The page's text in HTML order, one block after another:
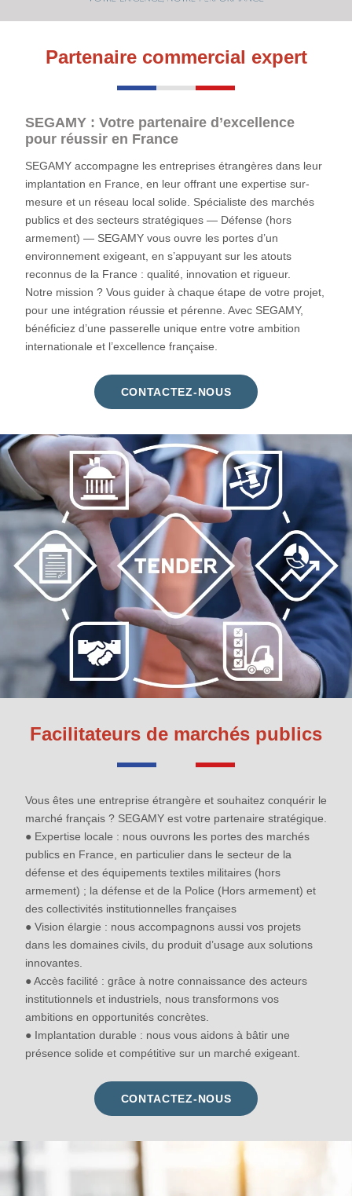
Partenaire commercial expert
SEGAMY : Votre partenaire d’excellence
pour réussir en France
SEGAMY accompagne les entreprises étrangères dans leur
implantation en France, en leur offrant une expertise sur-
mesure et un réseau local solide. Spécialiste des marchés
publics et des secteurs stratégiques — Défense (hors
armement) — SEGAMY vous ouvre les portes d’un
environnement exigeant, en s’appuyant sur les atouts
reconnus de la France : qualité, innovation et rigueur.
Notre mission ? Vous guider à chaque étape de votre projet,
pour une intégration réussie et pérenne. Avec SEGAMY,
bénéficiez d’une passerelle unique entre votre ambition
internationale et l’excellence française.
CONTACTEZ-NOUS
Facilitateurs de marchés publics
Vous êtes une entreprise étrangère et souhaitez conquérir le
marché français ? SEGAMY est votre partenaire stratégique.
● Expertise locale : nous ouvrons les portes des marchés
publics en France, en particulier dans le secteur de la
défense et des équipements textiles militaires (hors
armement) ; la défense et de la Police (Hors armement) et
des collectivités institutionnelles françaises
● Vision élargie : nous accompagnons aussi vos projets
dans les domaines civils, du produit d’usage aux solutions
innovantes.
● Accès facilité : grâce à notre connaissance des acteurs
institutionnels et industriels, nous transformons vos
ambitions en opportunités concrètes.
● Implantation durable : nous vous aidons à bâtir une
présence solide et compétitive sur un marché exigeant.
CONTACTEZ-NOUS